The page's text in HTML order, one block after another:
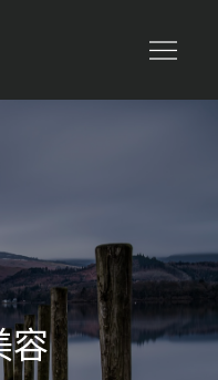
容